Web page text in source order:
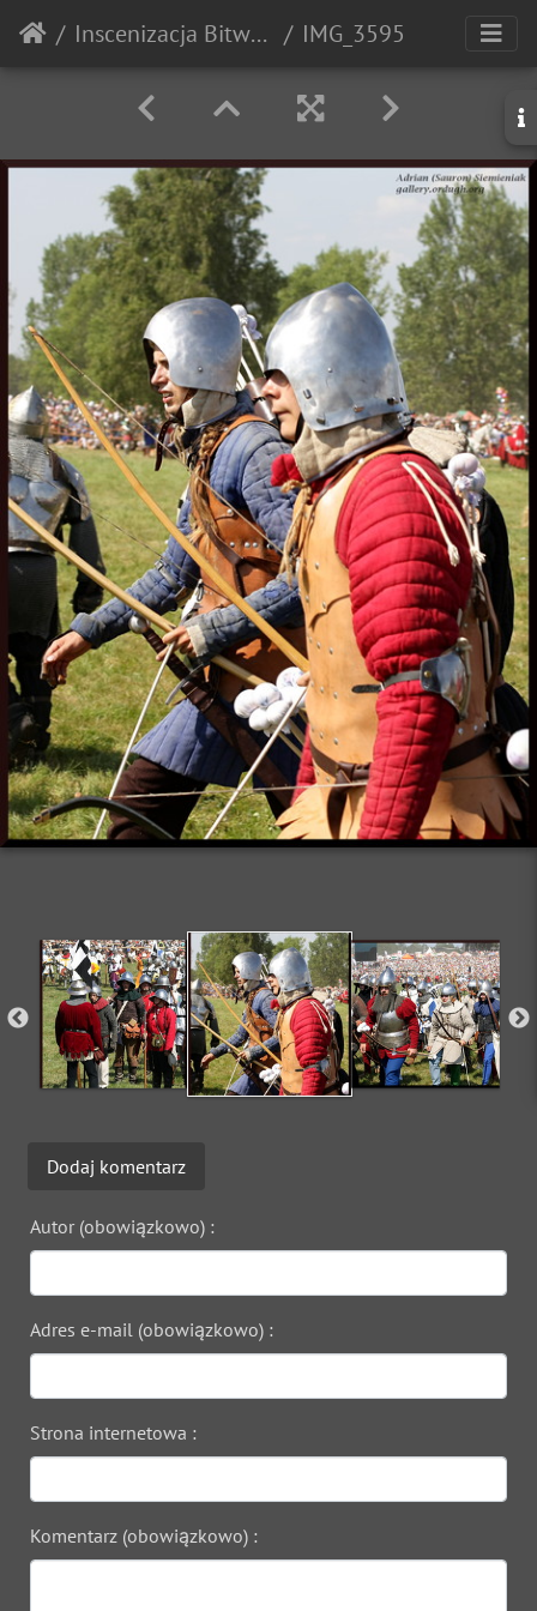
Inscenizacja Bitwy pod Grunwaldem - 2010r. IMG_3595
Dodaj komentarz
Autor (obowiązkowo) :
Adres e-mail (obowiązkowo) :
Strona internetowa :
Komentarz (obowiązkowo) :